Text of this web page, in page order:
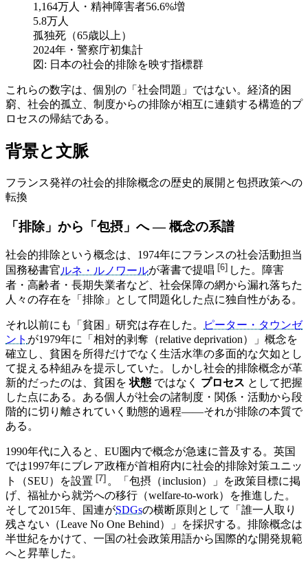
1,164万人・精神障害者56.6%増
5.8万人
孤独死（65歳以上）
2024年・警察庁初集計
図: 日本の社会的排除を映す指標群
これらの数字は、個別の「社会問題」ではない。経済的困
窮、社会的孤立、制度からの排除が相互に連鎖する構造的プ
ロセスの帰結である。
背景と文脈
フランス発祥の社会的排除概念の歴史的展開と包摂政策への
転換
「排除」から「包摂」へ — 概念の系譜
社会的排除という概念は、 1974年にフランスの社会活動担当
国務秘書官ルネ・ルノワールが著書で提唱 [6] した。障害
者・高齢者・長期失業者など、社会保障の網から漏れ落ちた
人々の存在を「排除」として問題化した点に独自性がある。
それ以前にも「貧困」研究は存在した。
ピーター・タウンゼ
ント が1979年に「相対的剥奪（relative deprivation）」概念を
確立し、貧困を所得だけでなく生活水準の多面的な欠如とし
て捉える枠組みを提示していた。しかし社会的排除概念が革
新的だったのは、貧困を状態 ではなく プロセス として把握
した点にある。ある個人が社会の諸制度・関係・活動から段
階的に切り離されていく動態的過程——それが排除の本質で
ある。
1990年代に入ると、EU圏内で概念が急速に普及する。英国
では1997年にブレア政権が首相府内に社会的排除対策ユニッ
ト（SEU）を設置 [7] 。「包摂（inclusion）」を政策目標に掲
げ、福祉から就労への移行（welfare-to-work）を推進した。
そして2015年、国連がSDGsの横断原則として「誰一人取り
残さない（Leave No One Behind）」を採択する。排除概念は
半世紀をかけて、一国の社会政策用語から国際的な開発規範
へと昇華した。